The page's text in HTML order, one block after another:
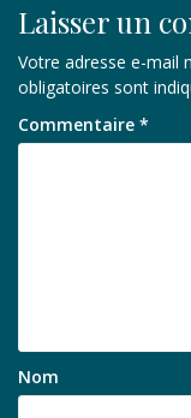
Laisser un
Votre adresse e-mail
obligatoires sont
Commentaire *
Nom